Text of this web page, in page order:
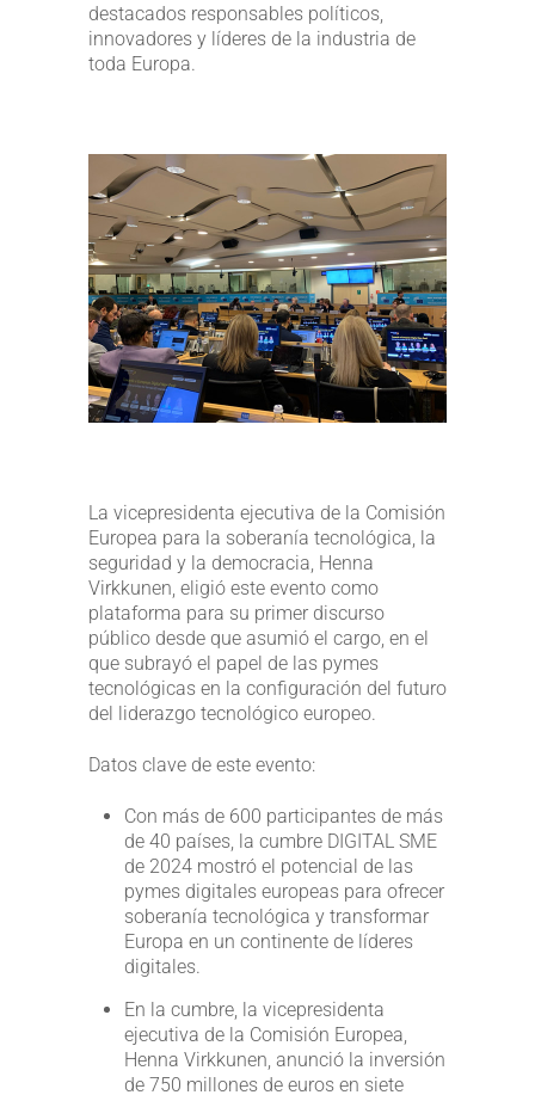
destacados responsables políticos,
innovadores y líderes de la industria de
toda Europa.
La vicepresidenta ejecutiva de la Comisión
Europea para la soberanía tecnológica, la
seguridad y la democracia, Henna
Virkkunen, eligió este evento como
plataforma para su primer discurso
público desde que asumió el cargo, en el
que subrayó el papel de las pymes
tecnológicas en la configuración del futuro
del liderazgo tecnológico europeo.
Datos clave de este evento:
Con más de 600 participantes de más
de 40 países, la cumbre DIGITAL SME
de 2024 mostró el potencial de las
pymes digitales europeas para ofrecer
soberanía tecnológica y transformar
Europa en un continente de líderes
digitales.
En la cumbre, la vicepresidenta
ejecutiva de la Comisión Europea,
Henna Virkkunen, anunció la inversión
de 750 millones de euros en siete